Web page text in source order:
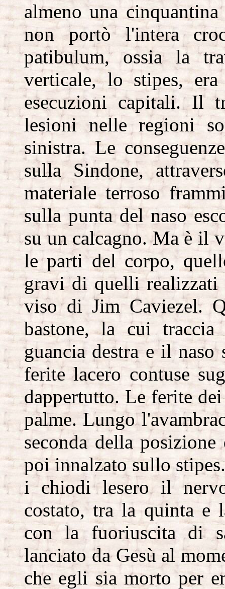
almeno una
non portò l'intera
patibulum, ossia la
verticale, lo stipes,
esecuzioni capitali. Il
lesioni nelle regioni
sinistra. Le
sulla Sindone,
materiale terroso
sulla punta del naso
su un calcagno. Ma è il
le parti del corpo,
gravi di quelli
viso di Jim Caviezel.
bastone, la cui
guancia destra e il naso
ferite lacero contuse
dappertutto. Le ferite
palme. Lungo
seconda della
poi innalzato sullo
i chiodi lesero il
costato, tra la quinta e
con la fuoriuscita di
lanciato da Gesù al
che egli sia morto per